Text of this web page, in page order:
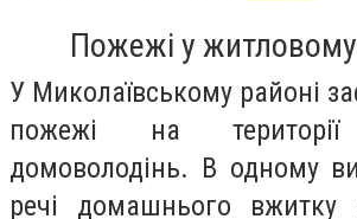
Пожежі у житловому
У Миколаївському районі
пожежі на території
домоволодінь. В одному
речі домашнього вжитку